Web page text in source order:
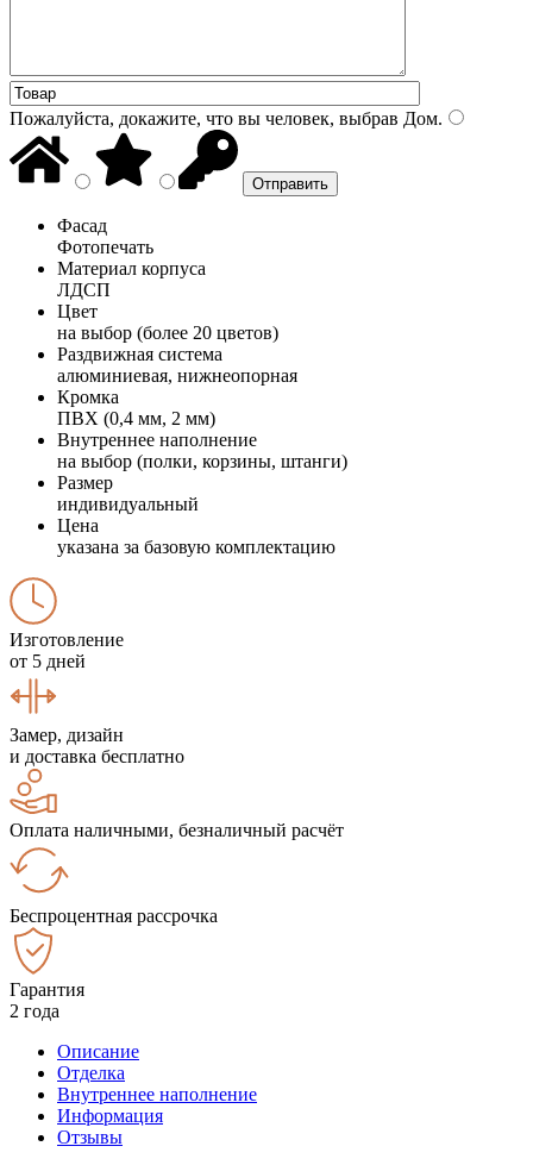
Пожалуйста, докажите, что вы человек, выбрав Дом.
Фасад
Фотопечать
Материал корпуса
ЛДСП
Цвет
на выбор (более 20 цветов)
Раздвижная система
алюминиевая, нижнеопорная
Кромка
ПВХ (0,4 мм, 2 мм)
Внутреннее наполнение
на выбор (полки, корзины, штанги)
Размер
индивидуальный
Цена
указана за базовую комплектацию
Изготовление
от 5 дней
Замер, дизайн
и доставка бесплатно
Оплата наличными, безналичный расчёт
Беспроцентная рассрочка
Гарантия
2 года
Описание
Отделка
Внутреннее наполнение
Информация
Отзывы